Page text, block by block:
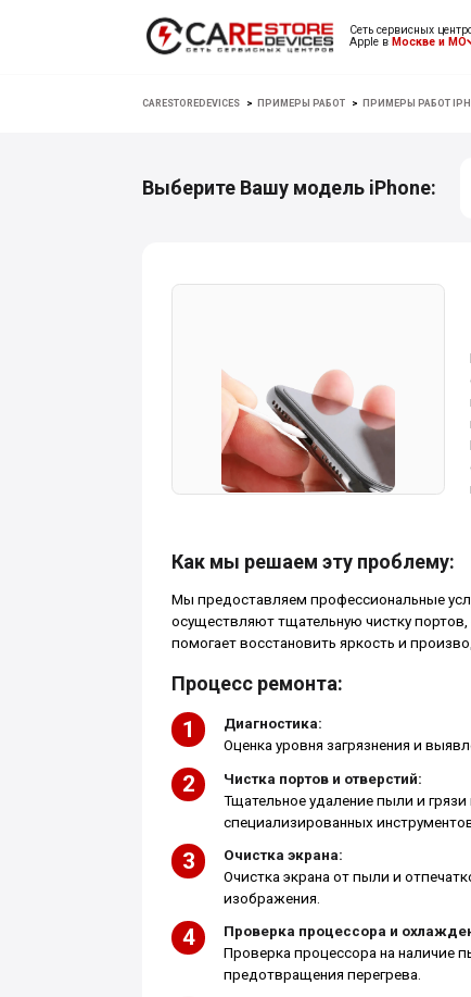
Сеть сервисных
Apple в Москве и МО
CARESTOREDEVICES > ПРИМЕРЫ РАБОТ > ПРИМЕРЫ РАБОТ
Выберите Вашу модель iPhone:
Как мы решаем эту проблему:
Мы предоставляем профессиональные
осуществляют тщательную чистку портов,
помогает восстановить яркость и
Процесс ремонта:
Диагностика:
Оценка уровня загрязнения и
Чистка портов и отверстий:
Тщательное удаление пыли и
специализированных
Очистка экрана:
Очистка экрана от пыли и
изображения.
Проверка процессора и
Проверка процессора на наличие
предотвращения перегрева.